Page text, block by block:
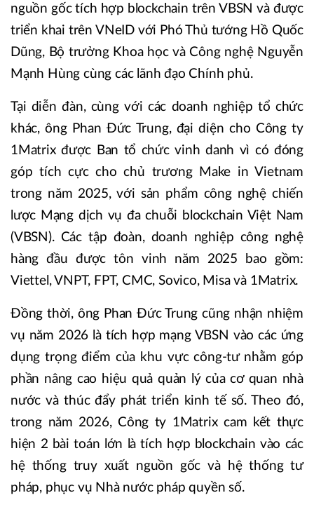
nguồn gốc tích hợp blockchain trên VBSN và được
triển khai trên VNeID với Phó Thủ tướng Hồ Quốc
Dũng, Bộ trưởng Khoa học và Công nghệ Nguyễn
Mạnh Hùng cùng các lãnh đạo Chính phủ.
Tại diễn đàn, cùng với các doanh nghiệp tổ chức
khác, ông Phan Đức Trung, đại diện cho Công ty
1Matrix được Ban tổ chức vinh danh vì có đóng
góp tích cực cho chủ trương Make in Vietnam
trong năm 2025, với sản phẩm công nghệ chiến
lược Mạng dịch vụ đa chuỗi blockchain Việt Nam
(VBSN). Các tập đoàn, doanh nghiệp công nghệ
hàng đầu được tôn vinh năm 2025 bao gồm:
Viettel, VNPT, FPT, CMC, Sovico, Misa và 1Matrix.
Đồng thời, ông Phan Đức Trung cũng nhận nhiệm
vụ năm 2026 là tích hợp mạng VBSN vào các ứng
dụng trọng điểm của khu vực công-tư nhằm góp
phần nâng cao hiệu quả quản lý của cơ quan nhà
nước và thúc đẩy phát triển kinh tế số. Theo đó,
trong năm 2026, Công ty 1Matrix cam kết thực
hiện 2 bài toán lớn là tích hợp blockchain vào các
hệ thống truy xuất nguồn gốc và hệ thống tư
pháp, phục vụ Nhà nước pháp quyền số.